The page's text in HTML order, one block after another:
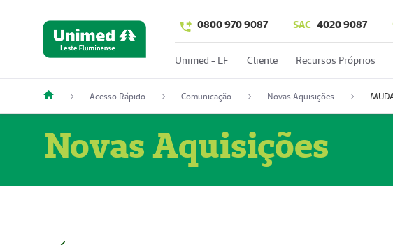
0800 970 9087 SAC 4020 9087
Unimed - LF Cliente Recursos Próprios
Acesso Rápido Comunicação Novas Aquisições
Novas Aquisições